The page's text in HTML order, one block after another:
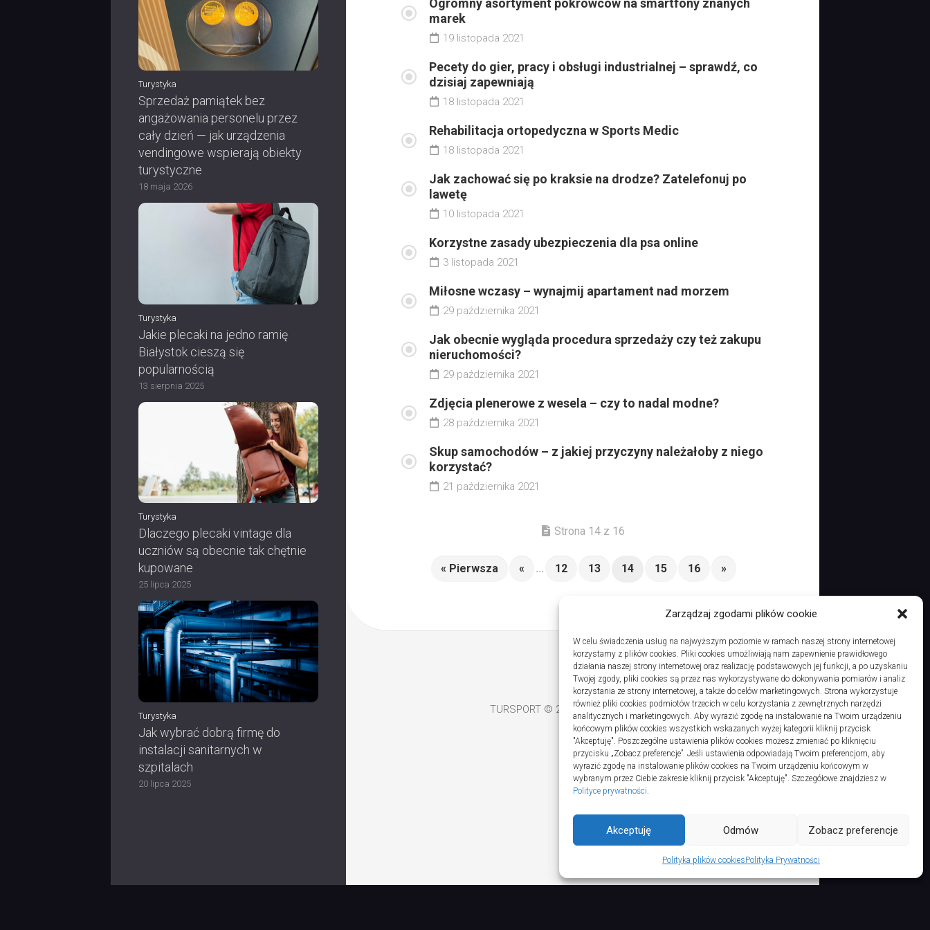
Zarządzaj zgodami plików cookie
W celu świadczenia usług na najwyższym poziomie w ramach naszej strony internetowej
korzystamy z plików cookies. Pliki cookies umożliwiają nam zapewnienie prawidłowego
działania naszej strony internetowej oraz realizację podstawowych jej funkcji, a po uzyskaniu
Twojej zgody, pliki cookies są przez nas wykorzystywane do dokonywania pomiarów i analiz
korzystania ze strony internetowej, a także do celów marketingowych. Strona wykorzystuje
również pliki cookies podmiotów trzecich w celu korzystania z zewnętrznych narzędzi
analitycznych i marketingowych. Aby wyrazić zgodę na instalowanie na Twoim urządzeniu
końcowym plików cookies wszystkich wskazanych wyżej kategorii kliknij przycisk
"Akceptuję". Poszczególne ustawienia plików cookies możesz zmieniać po kliknięciu
przycisku „Zobacz preferencje”. Jeśli ustawienia odpowiadają Twoim preferencjom, aby
wyrazić zgodę na instalowanie plików cookies na Twoim urządzeniu końcowym w
wybranym przez Ciebie zakresie kliknij przycisk "Akceptuję". Szczegółowe znajdziesz w
Polityce prywatności.
Akceptuję Odmów Zobacz preferencje
Polityka plików cookiesPolityka Prywatności
Turystyka
Sprzedaż pamiątek bez
angażowania personelu przez
cały dzień — jak urządzenia
vendingowe wspierają obiekty
turystyczne
18 maja 2026
Turystyka
Jakie plecaki na jedno ramię
Białystok cieszą się
popularnością
13 sierpnia 2025
Turystyka
Dlaczego plecaki vintage dla
uczniów są obecnie tak chętnie
kupowane
25 lipca 2025
Turystyka
Jak wybrać dobrą firmę do
instalacji sanitarnych w
szpitalach
20 lipca 2025
Ogromny asortyment pokrowców na smartfony znanych
marek
19 listopada 2021
Pecety do gier, pracy i obsługi industrialnej – sprawdź, co
dzisiaj zapewniają
18 listopada 2021
Rehabilitacja ortopedyczna w Sports Medic
18 listopada 2021
Jak zachować się po kraksie na drodze? Zatelefonuj po
lawetę
10 listopada 2021
Korzystne zasady ubezpieczenia dla psa online
3 listopada 2021
Miłosne wczasy – wynajmij apartament nad morzem
29 października 2021
Jak obecnie wygląda procedura sprzedaży czy też zakupu
nieruchomości?
29 października 2021
Zdjęcia plenerowe z wesela – czy to nadal modne?
28 października 2021
Skup samochodów – z jakiej przyczyny należałoby z niego
korzystać?
21 października 2021
Strona 14 z 16
« Pierwsza « ... 12 13 14 15 16 »
TURSPORT © 2026. All Rights Reserved.